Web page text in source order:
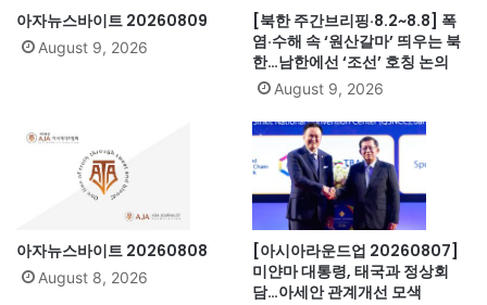
아자뉴스바이트 20260809
August 9, 2026
[북한 주간브리핑·8.2~8.8] 폭
염·수해 속 ‘원산갈마’ 띄우는 북
한…남한에선 ‘조선’ 호칭 논의
August 9, 2026
아자뉴스바이트 20260808
August 8, 2026
[아시아라운드업 20260807]
미얀마 대통령, 태국과 정상회
담…아세안 관계개선 모색